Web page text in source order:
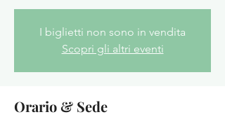
I biglietti non sono in vendita
Scopri gli altri eventi
Orario & Sede